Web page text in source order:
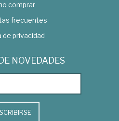
comprar
frecuentes
de privacidad
NOVEDADES